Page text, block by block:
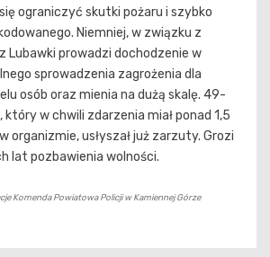
ograniczyć skutki pożaru i szybko
Niemniej, w związku z
Lubawki prowadzi dochodzenie w
sprowadzenia zagrożenia dla
osób oraz mienia na dużą skalę. 49-
w chwili zdarzenia miał ponad 1,5
organizmie, usłyszał już zarzuty. Grozi
lat pozbawienia wolności.
Komenda Powiatowa Policji w Kamiennej Górze